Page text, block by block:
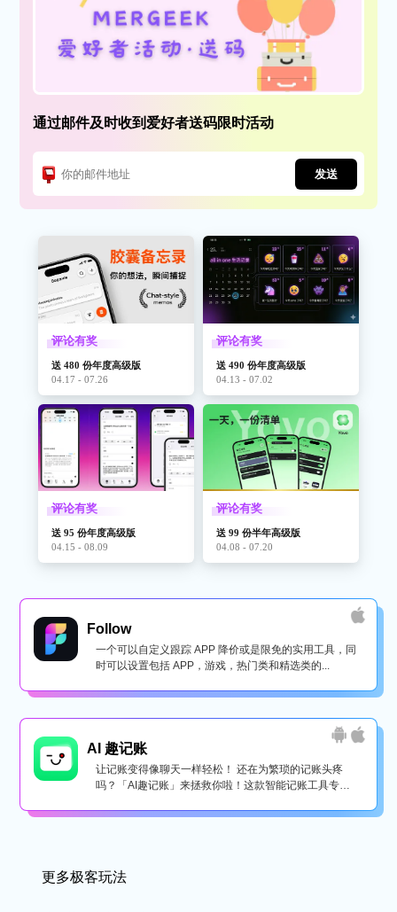
通过邮件及时收到爱好者送码限时活动
发送
评论有奖
送 480 份年度高级版
04.17 - 07.26
评论有奖
送 490 份年度高级版
04.13 - 07.02
评论有奖
送 95 份年度高级版
04.15 - 08.09
评论有奖
送 99 份半年高级版
04.08 - 07.20
Follow
一个可以自定义跟踪 APP 降价或是限免的实用工具，同
时可以设置包括 APP，游戏，热门类和精选类的...
AI 趣记账
让记账变得像聊天一样轻松！ 还在为繁琐的记账头疼
吗？「AI趣记账」来拯救你啦！这款智能记账工具专为
更多极客玩法